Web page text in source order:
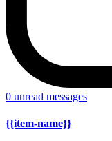
0 unread messages
{{item-name}}